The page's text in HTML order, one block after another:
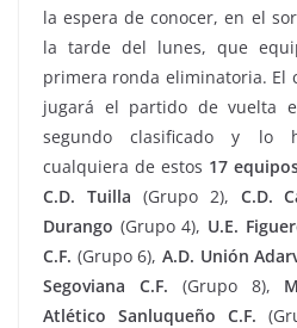
la espera de conocer, en el
la tarde del lunes, que
primera ronda eliminatoria. El
jugará el partido de vuelta
segundo clasificado y lo
cualquiera de estos 17
C.D. Tuilla (Grupo 2), C.D.
Durango (Grupo 4), U.E.
C.F. (Grupo 6), A.D. Unión
Segoviana C.F. (Grupo 8),
Atlético Sanluqueño C.F.